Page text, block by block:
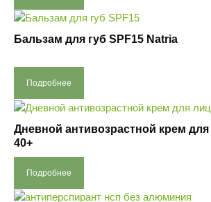
Бальзам для губ SPF15 Natria
Подробнее
Дневной антивозрастной крем для
40+
Подробнее